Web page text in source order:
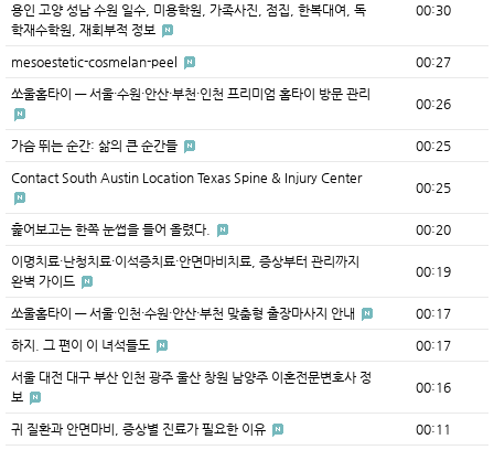
용인 고양 성남 수원 일수, 미용학원, 가족사진, 점집, 한복대여, 독
학재수학원, 재회부적 정보
00:30
mesoestetic-cosmelan-peel 00:27
쏘울홈타이 — 서울·수원·안산·부천·인천 프리미엄 홈타이 방문 관리
00:26
가슴 뛰는 순간: 삶의 큰 순간들 00:25
Contact South Austin Location Texas Spine & Injury Center
00:25
훑어보고는 한쪽 눈썹을 들어 올렸다. 00:20
이명치료·난청치료·이석증치료·안면마비치료, 증상부터 관리까지
완벽 가이드
00:19
쏘울홈타이 — 서울·인천·수원·안산·부천 맞춤형 출장마사지 안내 00:17
하지. 그 편이 이 녀석들도 00:17
서울 대전 대구 부산 인천 광주 울산 창원 남양주 이혼전문변호사 정
보
00:16
귀 질환과 안면마비, 증상별 진료가 필요한 이유 00:11